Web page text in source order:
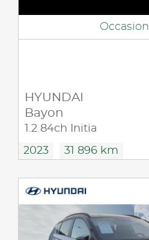
Occasion
HYUNDAI
Bayon
1.2 84ch Initia
2023 31 896 km